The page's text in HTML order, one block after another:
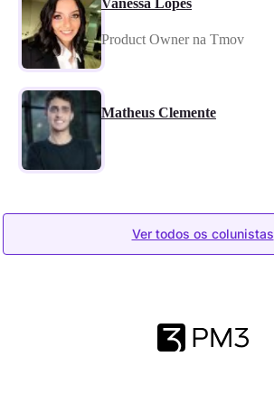
Vanessa Lopes
Product Owner na Tmov
Matheus Clemente
Ver todos os colunistas